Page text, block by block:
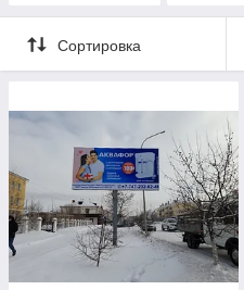
Сортировка